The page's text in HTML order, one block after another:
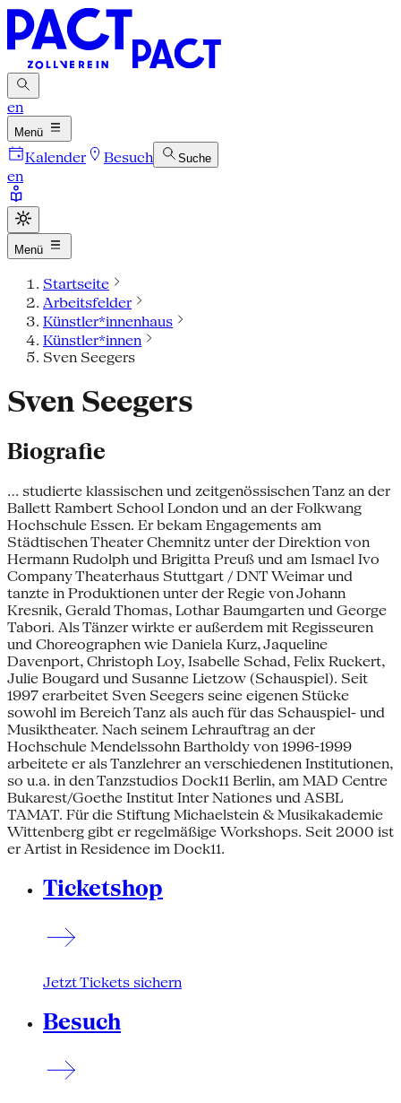
en
Menü
Kalender Besuch Suche
en
Menü
Startseite
Arbeitsfelder
Künstler*innenhaus
Künstler*innen
Sven Seegers
Sven Seegers
Biografie
... studierte klassischen und zeitgenössischen Tanz an der
Ballett Rambert School London und an der Folkwang
Hochschule Essen. Er bekam Engagements am
Städtischen Theater Chemnitz unter der Direktion von
Hermann Rudolph und Brigitta Preuß und am Ismael Ivo
Company Theaterhaus Stuttgart / DNT Weimar und
tanzte in Produktionen unter der Regie von Johann
Kresnik, Gerald Thomas, Lothar Baumgarten und George
Tabori. Als Tänzer wirkte er außerdem mit Regisseuren
und Choreographen wie Daniela Kurz, Jaqueline
Davenport, Christoph Loy, Isabelle Schad, Felix Ruckert,
Julie Bougard und Susanne Lietzow (Schauspiel). Seit
1997 erarbeitet Sven Seegers seine eigenen Stücke
sowohl im Bereich Tanz als auch für das Schauspiel- und
Musiktheater. Nach seinem Lehrauftrag an der
Hochschule Mendelssohn Bartholdy von 1996-1999
arbeitete er als Tanzlehrer an verschiedenen Institutionen,
so u.a. in den Tanzstudios Dock11 Berlin, am MAD Centre
Bukarest/Goethe Institut Inter Nationes und ASBL
TAMAT. Für die Stiftung Michaelstein & Musikakademie
Wittenberg gibt er regelmäßige Workshops. Seit 2000 ist
er Artist in Residence im Dock11.
Ticketshop
Jetzt Tickets sichern
Besuch